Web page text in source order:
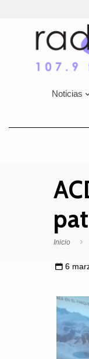
Noticias
Inicio
6